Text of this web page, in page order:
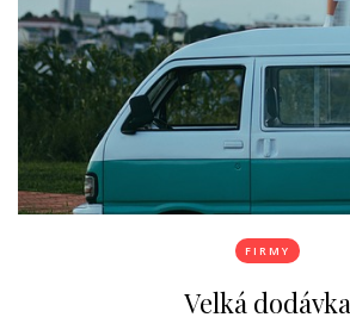
FIRMY
Velká dodávka